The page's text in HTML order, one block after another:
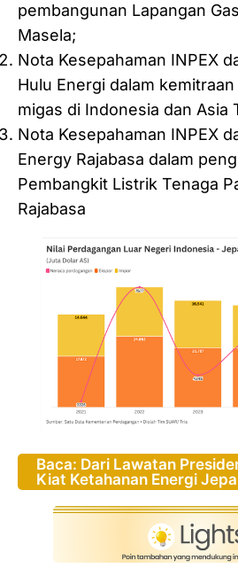
pembangunan Lapangan
Masela;
Nota Kesepahaman INPEX
Hulu Energi dalam
migas di Indonesia dan Asia
Nota Kesepahaman INPEX
Energy Rajabasa dalam
Pembangkit Listrik Tenaga
Rajabasa
Baca: Dari Lawatan
Kiat Ketahanan Energi